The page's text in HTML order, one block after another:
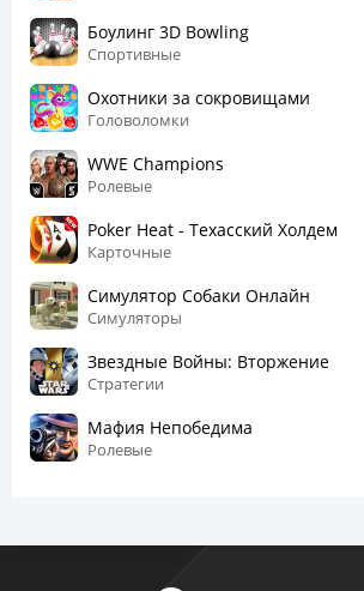
Боулинг 3D Bowling
Спортивные
Охотники за сокровищами
Головоломки
WWE Champions
Ролевые
Poker Heat - Техасский Холдем
Карточные
Симулятор Собаки Онлайн
Симуляторы
Звездные Войны: Вторжение
Стратегии
Мафия Непобедима
Ролевые